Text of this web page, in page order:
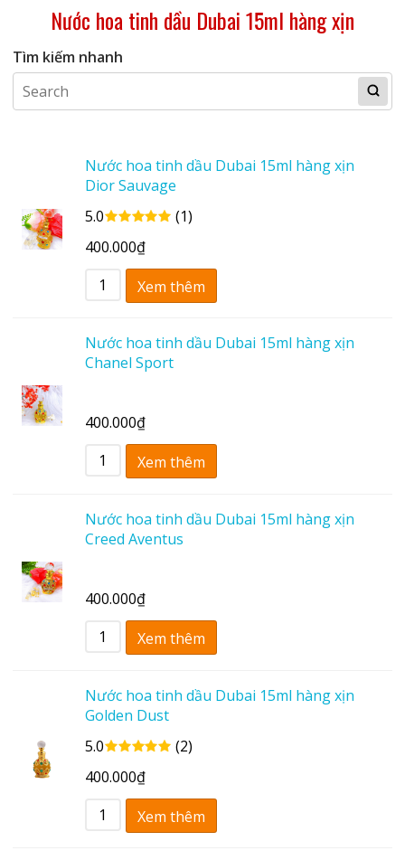
Nước hoa tinh dầu Dubai 15ml hàng xịn
Tìm kiếm nhanh
Nước hoa tinh dầu Dubai 15ml hàng xịn
Dior Sauvage
5.0
(1)
400.000₫
Xem thêm
Nước hoa tinh dầu Dubai 15ml hàng xịn
Chanel Sport
400.000₫
Xem thêm
Nước hoa tinh dầu Dubai 15ml hàng xịn
Creed Aventus
400.000₫
Xem thêm
Nước hoa tinh dầu Dubai 15ml hàng xịn
Golden Dust
5.0
(2)
400.000₫
Xem thêm